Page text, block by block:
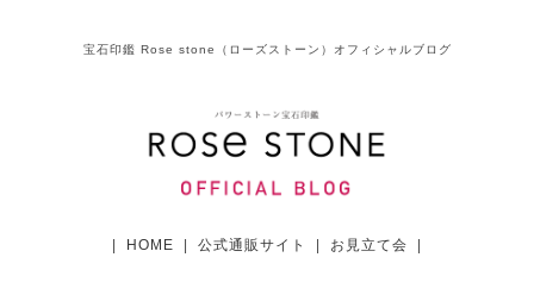
宝石印鑑 Rose stone（ローズストーン）オフィシャルブログ
HOME 公式通販サイト お見立て会